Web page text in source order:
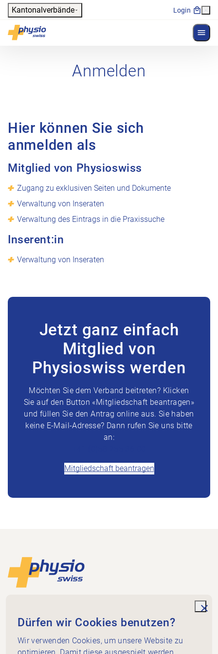
Header
Kantonalverbände Login
Physioswiss
Hauptnavigation
Anmelden
Hier können Sie sich
anmelden als
Mitglied von Physioswiss
Zugang zu exklusiven Seiten und Dokumente
Verwaltung von Inseraten
Verwaltung des Eintrags in die Praxissuche
Inserent:in
Verwaltung von Inseraten
Jetzt ganz einfach
Mitglied von
Physioswiss werden
Möchten Sie dem Verband beitreten? Klicken
Sie auf den Button «Mitgliedschaft beantragen»
und füllen Sie den Antrag online aus. Sie haben
keine E-Mail-Adresse? Dann rufen Sie uns bitte
an:
Mitgliedschaft beantragen
Footer
Dammweg 3
3013 Bern
+41 58 255 36 00
info@physioswiss.ch
Dürfen wir Cookies benutzen?
Wir verwenden Cookies, um unsere Website zu